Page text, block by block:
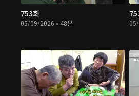
753회
05/09/2026 • 48분